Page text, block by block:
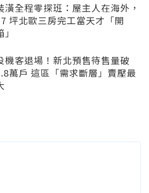
潢全程零探班：屋主人在海外，
坪北歐三房完工當天才「開
機客退場！新北預售待售量破
萬戶 這區「需求斷層」賣壓最